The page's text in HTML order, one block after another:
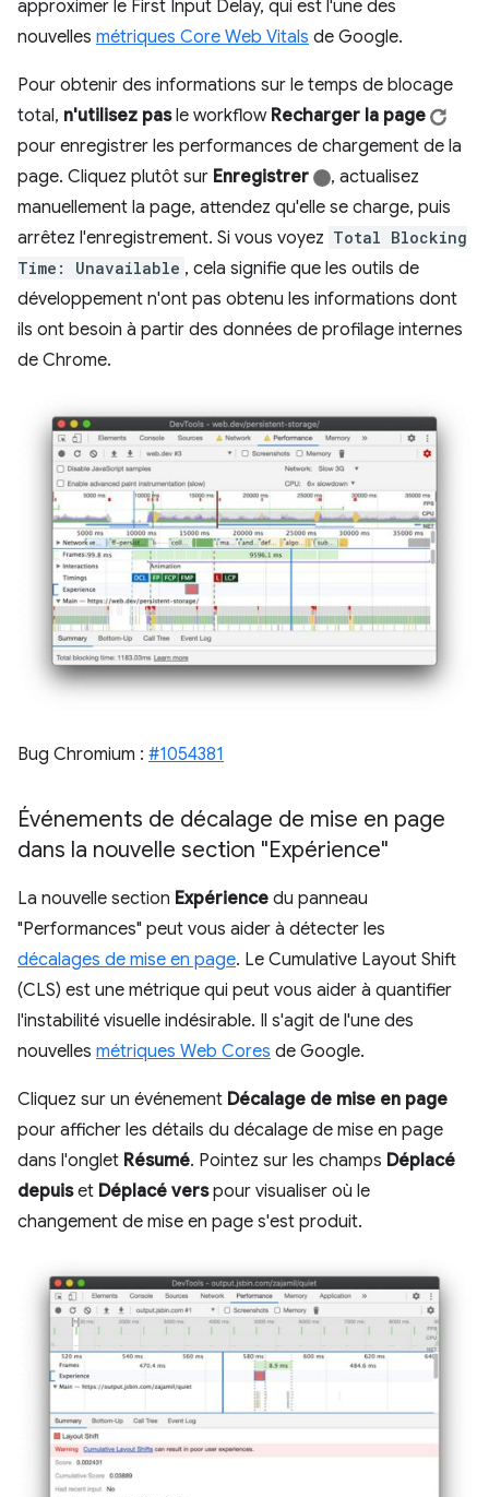
approximer le First Input Delay, qui est l'une des
nouvelles métriques Core Web Vitals de Google.
Pour obtenir des informations sur le temps de blocage
total, n'utilisez pasle workflow Recharger la page
pour enregistrer les performances de chargement de la
page. Cliquez plutôt sur Enregistrer
, actualisez
manuellement la page, attendez qu'elle se charge, puis
arrêtez l'enregistrement. Si vous voyez Total Blocking
Time: Unavailable , cela signifie que les outils de
développement n'ont pas obtenu les informations dont
ils ont besoin à partir des données de profilage internes
de Chrome.
Bug Chromium : #1054381
Événements de décalage de mise en page
dans la nouvelle section "Expérience"
La nouvelle section Expérience du panneau
"Performances" peut vous aider à détecter les
décalages de mise en page. Le Cumulative Layout Shift
(CLS) est une métrique qui peut vous aider à quantifier
l'instabilité visuelle indésirable. Il s'agit de l'une des
nouvelles métriques Web Cores de Google.
Cliquez sur un événement Décalage de mise en page
pour afficher les détails du décalage de mise en page
dans l'onglet Résumé. Pointez sur les champs Déplacé
depuiset Déplacé verspour visualiser où le
changement de mise en page s'est produit.